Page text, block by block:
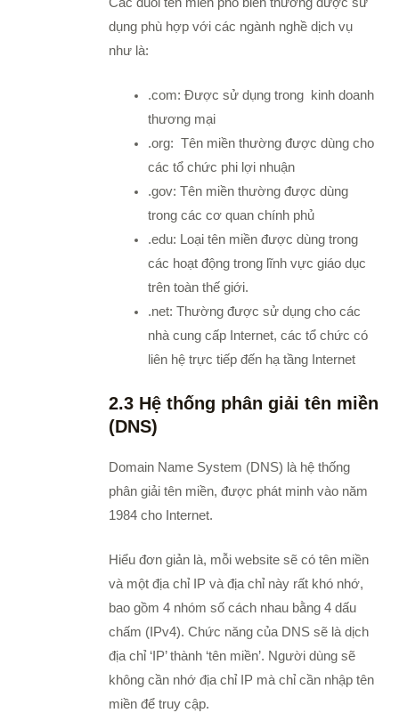
dụng phù hợp với các ngành nghề dịch vụ
như là:
.com: Được sử dụng trong kinh doanh
thương mại
.org: Tên miền thường được dùng cho
các tổ chức phi lợi nhuận
.gov: Tên miền thường được dùng
trong các cơ quan chính phủ
.edu: Loại tên miền được dùng trong
các hoạt động trong lĩnh vực giáo dục
trên toàn thế giới.
.net: Thường được sử dụng cho các
nhà cung cấp Internet, các tổ chức có
liên hệ trực tiếp đến hạ tầng Internet
2.3 Hệ thống phân giải tên miền
(DNS)
Domain Name System (DNS) là hệ thống
phân giải tên miền, được phát minh vào năm
1984 cho Internet.
Hiểu đơn giản là, mỗi website sẽ có tên miền
và một địa chỉ IP và địa chỉ này rất khó nhớ,
bao gồm 4 nhóm số cách nhau bằng 4 dấu
chấm (IPv4). Chức năng của DNS sẽ là dịch
địa chỉ ‘IP’ thành ‘tên miền’. Người dùng sẽ
không cần nhớ địa chỉ IP mà chỉ cần nhập tên
miền để truy cập.